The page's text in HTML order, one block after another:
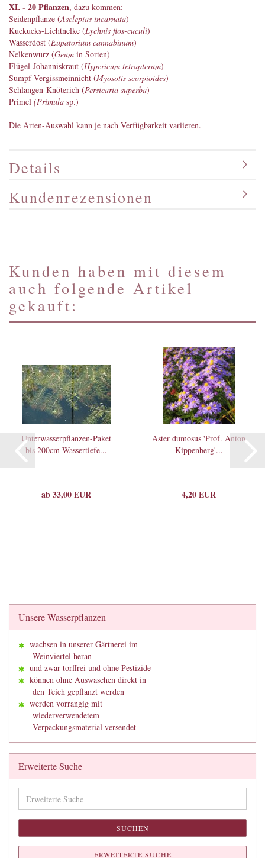
XL - 20 Pflanzen, dazu kommen:
Seidenpflanze (Asclepias incarnata)
Kuckucks-Lichtnelke (Lychnis flos-cuculi)
Wasserdost (Eupatorium cannabinum)
Nelkenwurz (Geum in Sorten)
Flügel-Johanniskraut (Hypericum tetrapterum)
Sumpf-Vergissmeinnicht (Myosotis scorpioides)
Schlangen-Knöterich (Persicaria superba)
Primel (Primula sp.)
Die Arten-Auswahl kann je nach Verfügbarkeit variieren.
Details
Kundenrezensionen
Kunden haben mit diesem
auch folgende Artikel
gekauft:
Unterwasserpflanzen-Paket
bis 200cm Wassertiefe...
ab 33,00 EUR
Aster dumosus 'Prof. Anton
Kippenberg'...
4,20 EUR
Unsere Wasserpflanzen
wachsen in unserer Gärtnerei im
Weinviertel heran
und zwar torffrei und ohne Pestizide
können ohne Auswaschen direkt in
den Teich gepflanzt werden
werden vorrangig mit
wiederverwendetem
Verpackungsmaterial versendet
Erweiterte Suche
Suche
SUCHEN
ERWEITERTE SUCHE